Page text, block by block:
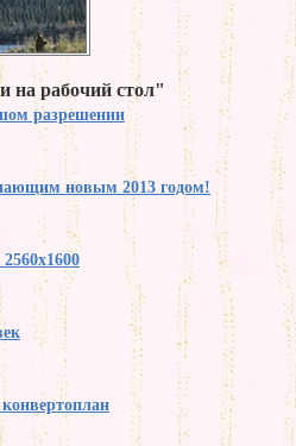
на рабочий стол"
разрешении
новым 2013 годом!